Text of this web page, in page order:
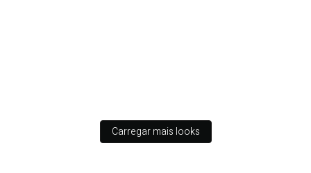
Carregar mais looks